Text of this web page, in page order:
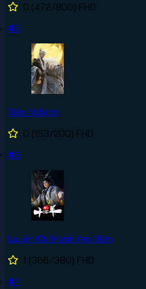
0 (472/800) FHD
#5
Tiên Nghịch
0 (153/200) FHD
#6
Luyện Khí Mười Vạn Năm
1 (366/380) FHD
#7